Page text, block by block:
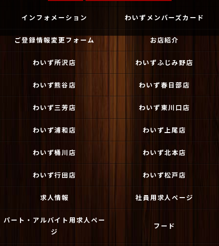
インフォメーション わいずメンバーズカード
ご登録情報変更フォーム お店紹介
わいず所沢店 わいずふじみ野店
わいず熊谷店 わいず春日部店
わいず三芳店 わいず東川口店
わいず浦和店 わいず上尾店
わいず桶川店 わいず北本店
わいず行田店 わいず松戸店
求人情報 社員用求人ページ
パート・アルバイト用求人ペー
ジ
フード